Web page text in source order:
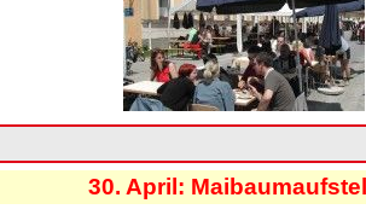
30. April: